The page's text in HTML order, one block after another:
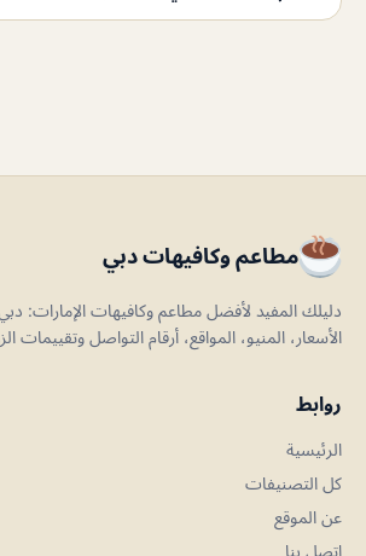
مطاعم وكافيهات دبي
دليلك المفيد لأفضل مطاعم وكافيهات الإمارات:
الأسعار، المنيو، المواقع، أرقام التواصل وتقييمات
روابط
الرئيسية
كل التصنيفات
عن الموقع
اتصل بنا